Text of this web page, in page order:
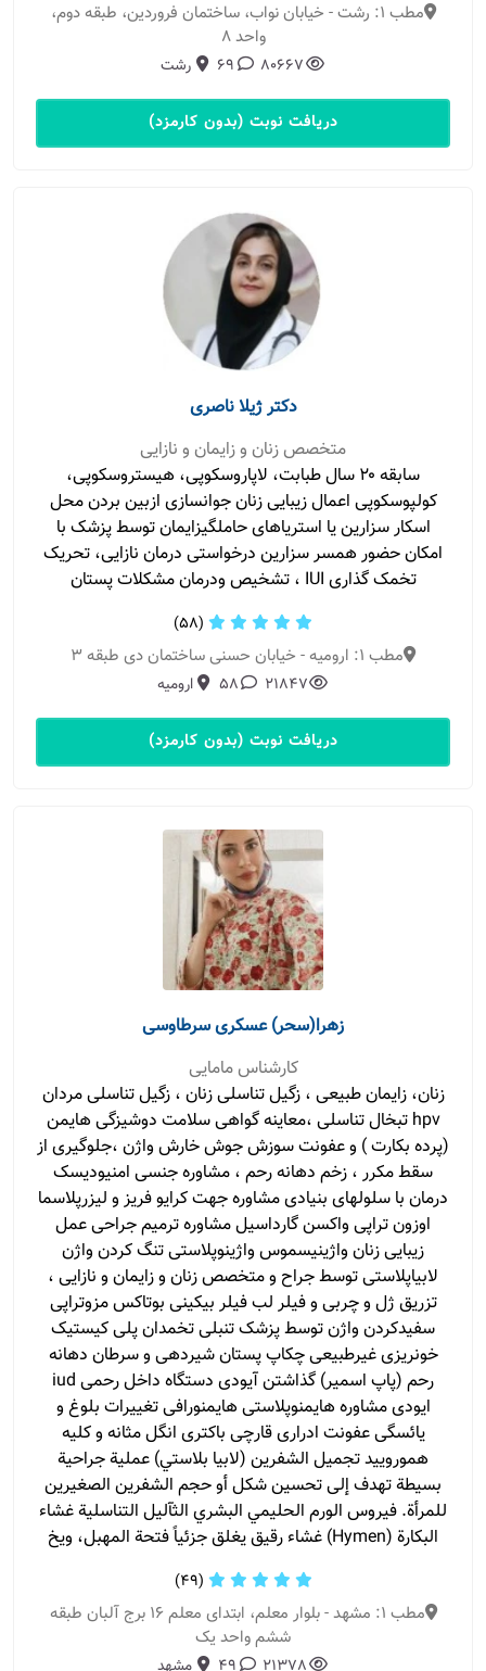
مطب 1: رشت - خیابان نواب، ساختمان فروردین، طبقه دوم،
واحد ۸
80667
69 رشت
دریافت نوبت (بدون کارمزد)
دکتر ژیلا ناصری
متخصص زنان و زایمان و نازایی
سابقه ۲۰ سال طبابت، لاپاروسکوپی، هیستروسکوپی،
کولپوسکوپی اعمال زیبایی زنان جوانسازی ازبین بردن محل
اسکار سزارین یا استریاهای حاملگیزایمان توسط پزشک با
امکان حضور همسر سزارین درخواستی درمان نازایی، تحریک
تخمک گذاری IUI ، تشخیص ودرمان مشکلات پستان
(58)
مطب 1: ارومیه - خیابان حسنی ساختمان دی طبقه ۳
21847
58 ارومیه
دریافت نوبت (بدون کارمزد)
زهرا(سحر) عسکری سرطاوسی
کارشناس مامایی
زنان، زایمان طبیعی ، زگیل تناسلی زنان ، زگیل تناسلی مردان
hpv تبخال تناسلی ،معاینه گواهی سلامت دوشیزگی هایمن
(پرده بکارت ) و عفونت سوزش جوش خارش واژن ،جلوگیری از
سقط مکرر ، زخم دهانه رحم ، مشاوره جنسی امنیودیسک
درمان با سلولهای بنیادی مشاوره جهت کرایو فریز و لیزرپلاسما
اوزون تراپی واکسن گارداسیل مشاوره ترمیم جراحی عمل
زیبایی زنان واژینیسموس واژینوپلاستی تنگ کردن واژن
لابیاپلاستی توسط جراح و متخصص زنان و زایمان و نازایی ،
تزریق ژل و چربی و فیلر لب فیلر بیکینی بوتاکس مزوتراپی
سفیدکردن واژن توسط پزشک تنبلی تخمدان پلی کیستیک
خونریزی غیرطبیعی چکاپ پستان شیردهی و سرطان دهانه
رحم (پاپ اسمیر) گذاشتن آیودی دستگاه داخل رحمی iud
ایودی مشاوره هایمنوپلاستی هایمنورافی تغییرات بلوغ و
یائسگی عفونت ادراری قارچی باکتری انگل مثانه و کلیه
همورویید تجميل الشفرين (لابيا بلاستي) عملية جراحية
بسيطة تهدف إلى تحسين شكل أو حجم الشفرين الصغيرين
للمرأة. فيروس الورم الحليمي البشري الثآليل التناسلية غشاء
البكارة (Hymen) غشاء رقيق يغلق جزئياً فتحة المهبل، ويخ
(49)
مطب 1: مشهد - بلوار معلم، ابتدای معلم ١۶ برج آلبان طبقه
ششم واحد یک